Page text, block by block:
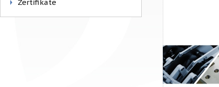
Zertifikate